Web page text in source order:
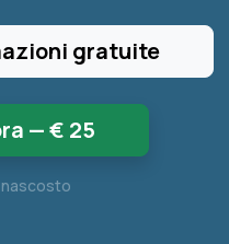
gratuite
— € 25